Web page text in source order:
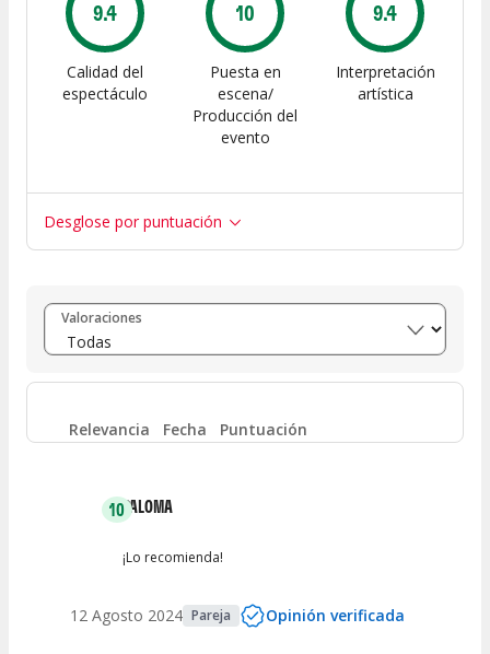
9.4
Calidad del
espectáculo
10
Puesta en
escena/
Producción del
evento
9.4
Interpretación
artística
Desglose por puntuación
Entre 8 y 10 (4)
Entre 6 y 8 (0)
Entre 4 y 6 0
Valoraciones
Relevancia Fecha Puntuación
10PALOMA
¡Lo recomienda!
12 Agosto 2024 Pareja Opinión verificada